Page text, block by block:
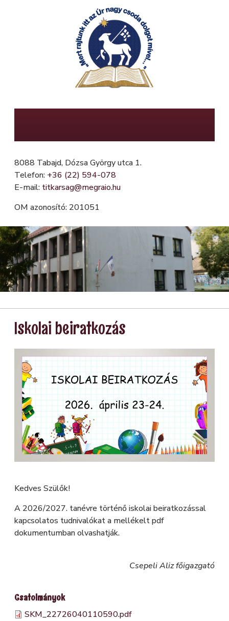
8088 Tabajd, Dózsa György utca 1.
Telefon: +36 (22) 594-078
E-mail: titkarsag@megraio.hu
OM azonosító: 201051
Kép
Kép
Kép
Iskolai beiratkozás
Kép
Kedves Szülők!
A 2026/2027. tanévre történő iskolai beiratkozással
kapcsolatos tudnivalókat a mellékelt pdf
dokumentumban olvashatják.
Csepeli Aliz főigazgató
Csatolmányok
SKM_22726040110590.pdf